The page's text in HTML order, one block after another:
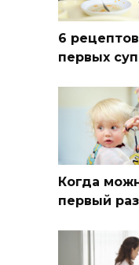
6
первых
Когда
первый